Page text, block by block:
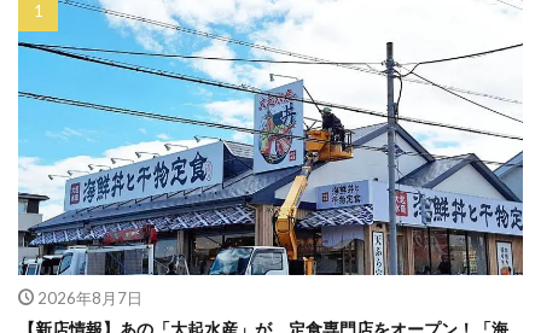
2026年8月7日
【新店情報】あの「大起水産」が、定食専門店をオープン！「海